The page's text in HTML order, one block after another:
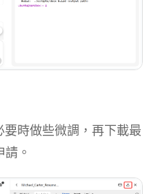
時做些微調，再下載最
。